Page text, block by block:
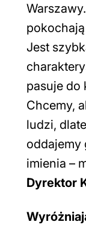
Jest
pasuje do
Chcemy,
ludzi,
oddajemy
imienia –
Dyrektor